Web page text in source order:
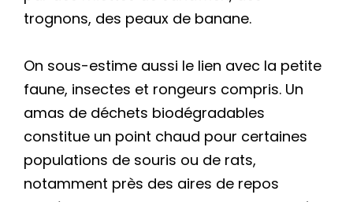
trognons, des peaux de banane.
On sous-estime aussi le lien avec la petite
faune, insectes et rongeurs compris. Un
amas de déchets biodégradables
constitue un point chaud pour certaines
populations de souris ou de rats,
notamment près des aires de repos